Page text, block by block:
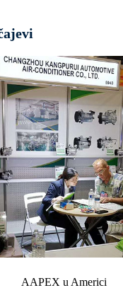
AAPEX u Americi